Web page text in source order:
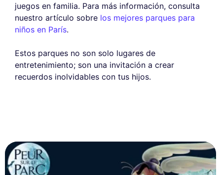
juegos en familia. Para más información, consulta
nuestro artículo sobre los mejores parques para
niños en París.
Estos parques no son solo lugares de
entretenimiento; son una invitación a crear
recuerdos inolvidables con tus hijos.